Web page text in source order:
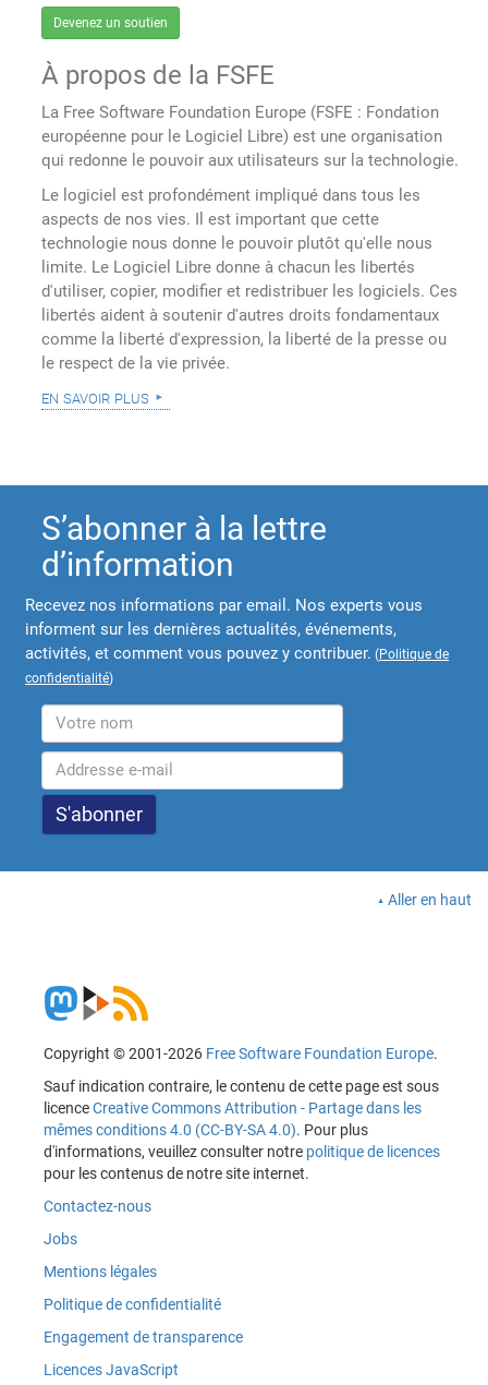
Devenez un soutien
À propos de la FSFE
La Free Software Foundation Europe (FSFE : Fondation
européenne pour le Logiciel Libre) est une organisation
qui redonne le pouvoir aux utilisateurs sur la technologie.
Le logiciel est profondément impliqué dans tous les
aspects de nos vies. Il est important que cette
technologie nous donne le pouvoir plutôt qu'elle nous
limite. Le Logiciel Libre donne à chacun les libertés
d'utiliser, copier, modifier et redistribuer les logiciels. Ces
libertés aident à soutenir d'autres droits fondamentaux
comme la liberté d'expression, la liberté de la presse ou
le respect de la vie privée.
en savoir plus
S’abonner à la lettre
d’information
Recevez nos informations par email. Nos experts vous
informent sur les dernières actualités, événements,
activités, et comment vous pouvez y contribuer. (Politique de
confidentialité)
Aller en haut
Copyright © 2001-2026 Free Software Foundation Europe.
Sauf indication contraire, le contenu de cette page est sous
licenceCreative Commons Attribution - Partage dans les
mêmes conditions 4.0 (CC-BY-SA 4.0). Pour plus
d'informations, veuillez consulter notre politique de licences
pour les contenus de notre site internet.
Contactez-nous
Jobs
Mentions légales
Politique de confidentialité
Engagement de transparence
Licences JavaScript